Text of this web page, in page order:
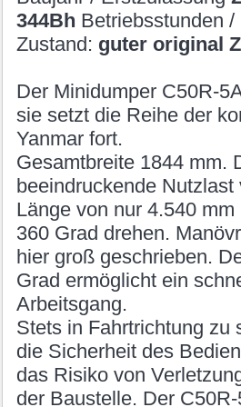
344Bh Betriebsstunden /
Zustand: guter original
Der Minidumper C50R-
sie setzt die Reihe der
Yanmar fort.
Gesamtbreite 1844 mm.
beeindruckende
Länge von nur 4.540
360 Grad drehen.
hier groß geschrieben.
Grad ermöglicht ein
Arbeitsgang.
Stets in Fahrtrichtung zu
die Sicherheit des
das Risiko von
der Baustelle. Der